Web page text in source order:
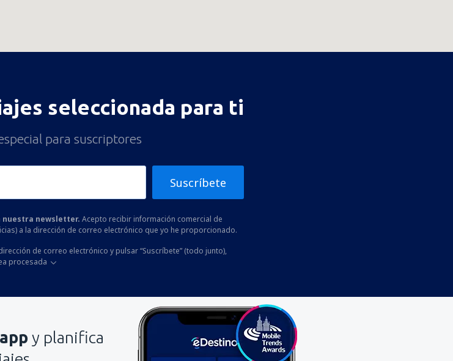
seleccionada para ti
para suscriptores
Suscríbete
nuestra newsletter. Acepto recibir información comercial de
a la dirección de correo electrónico que yo he proporcionado.
de correo electrónico y pulsar “Suscríbete” (todo junto),
procesada
y planifica